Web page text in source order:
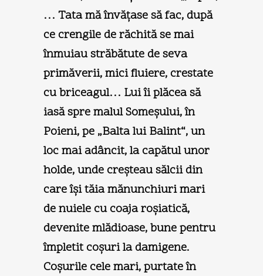
… Tata mă învăţase să fac, după
ce crengile de răchită se mai
înmuiau străbătute de seva
primăverii, mici fluiere, crestate
cu briceagul… Lui îi plăcea să
iasă spre malul Someşului, în
Poieni, pe „Balta lui Balint“, un
loc mai adâncit, la capătul unor
holde, unde creşteau sălcii din
care îşi tăia mănunchiuri mari
de nuiele cu coaja roşiatică,
devenite mlădioase, bune pentru
împletit coşuri la damigene.
Coşurile cele mari, purtate în